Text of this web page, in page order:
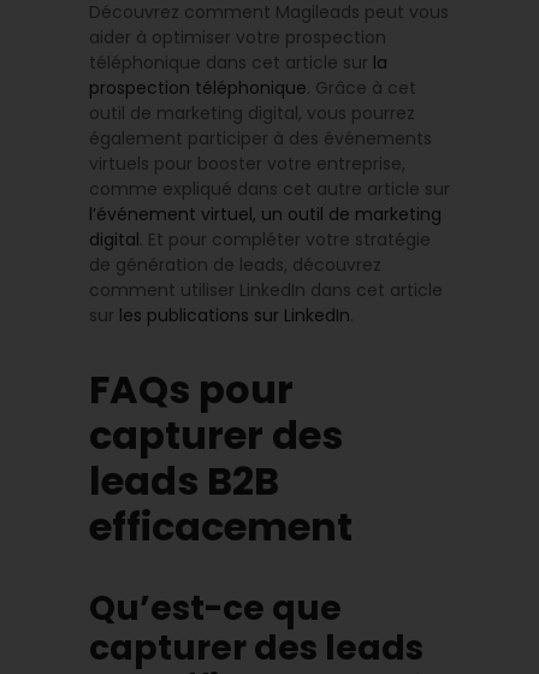
Découvrez comment Magileads peut vous
aider à optimiser votre prospection
téléphonique dans cet article sur la
prospection téléphonique. Grâce à cet
outil de marketing digital, vous pourrez
également participer à des événements
virtuels pour booster votre entreprise,
comme expliqué dans cet autre article sur
l’événement virtuel, un outil de marketing
digital. Et pour compléter votre stratégie
de génération de leads, découvrez
comment utiliser LinkedIn dans cet article
sur les publications sur LinkedIn.
FAQs pour
capturer des
leads B2B
efficacement
Qu’est-ce que
capturer des leads